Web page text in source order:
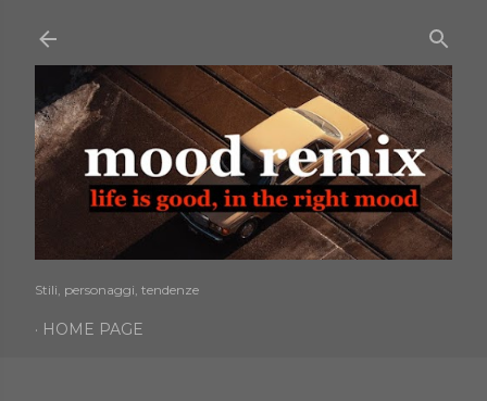
Stili, personaggi, tendenze
HOME PAGE